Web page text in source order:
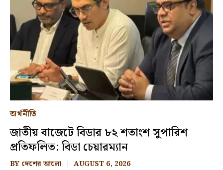
অর্থনীতি
জাতীয় বাজেটে বিডার ৮২ শতাংশ সুপারিশ
প্রতিফলিত: বিডা চেয়ারম্যান
BY দেশের আলো AUGUST 6, 2026